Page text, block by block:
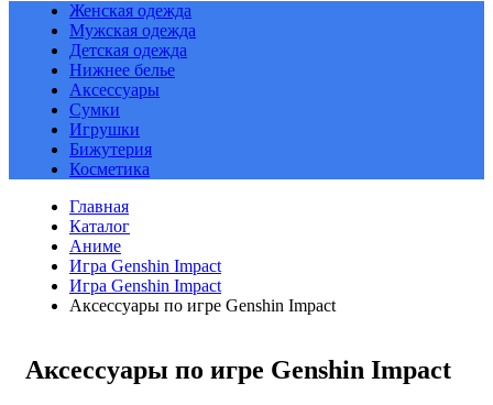
Женская одежда
Мужская одежда
Детская одежда
Нижнее белье
Аксессуары
Сумки
Игрушки
Бижутерия
Косметика
Главная
Каталог
Аниме
Игра Genshin Impact
Игра Genshin Impact
Аксессуары по игре Genshin Impact
Аксессуары по игре Genshin Impact